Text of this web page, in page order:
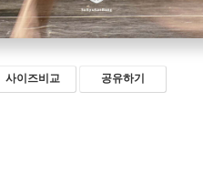
사이즈비교 공유하기